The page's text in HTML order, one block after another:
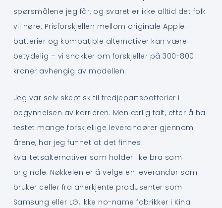
spørsmålene jeg får, og svaret er ikke alltid det folk
vil høre. Prisforskjellen mellom originale Apple-
batterier og kompatible alternativer kan være
betydelig – vi snakker om forskjeller på 300-800
kroner avhengig av modellen.
Jeg var selv skeptisk til tredjepartsbatterier i
begynnelsen av karrieren. Men ærlig talt, etter å ha
testet mange forskjellige leverandører gjennom
årene, har jeg funnet at det finnes
kvalitetsalternativer som holder like bra som
originale. Nøkkelen er å velge en leverandør som
bruker celler fra anerkjente produsenter som
Samsung eller LG, ikke no-name fabrikker i Kina.